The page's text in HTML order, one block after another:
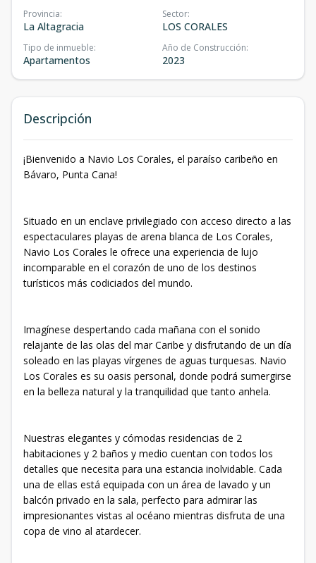
Provincia:
La Altagracia
Sector:
LOS CORALES
Tipo de inmueble:
Apartamentos
Año de Construcción:
2023
Descripción
¡Bienvenido a Navio Los Corales, el paraíso caribeño en
Bávaro, Punta Cana!
Situado en un enclave privilegiado con acceso directo a las
espectaculares playas de arena blanca de Los Corales,
Navio Los Corales le ofrece una experiencia de lujo
incomparable en el corazón de uno de los destinos
turísticos más codiciados del mundo.
Imagínese despertando cada mañana con el sonido
relajante de las olas del mar Caribe y disfrutando de un día
soleado en las playas vírgenes de aguas turquesas. Navio
Los Corales es su oasis personal, donde podrá sumergirse
en la belleza natural y la tranquilidad que tanto anhela.
Nuestras elegantes y cómodas residencias de 2
habitaciones y 2 baños y medio cuentan con todos los
detalles que necesita para una estancia inolvidable. Cada
una de ellas está equipada con un área de lavado y un
balcón privado en la sala, perfecto para admirar las
impresionantes vistas al océano mientras disfruta de una
copa de vino al atardecer.